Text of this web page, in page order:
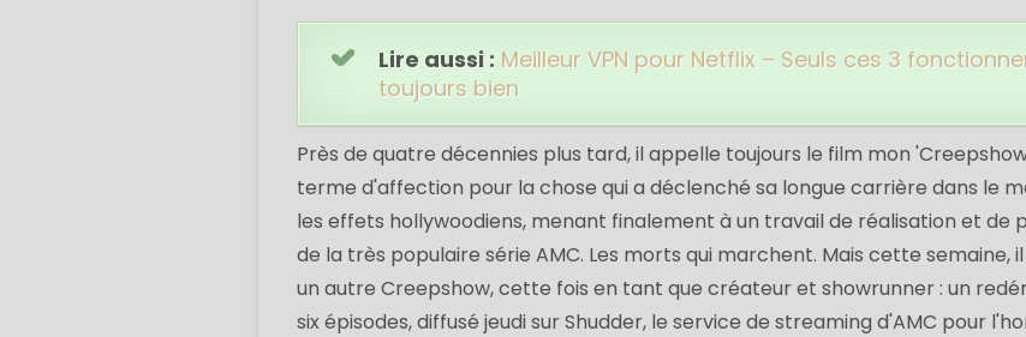
Lire aussi : Meilleur VPN pour Netflix – Seuls ces 3
toujours bien
Près de quatre décennies plus tard, il appelle toujours le film mon
terme d'affection pour la chose qui a déclenché sa longue carrière dans le
les effets hollywoodiens, menant finalement à un travail de réalisation et de
de la très populaire série AMC. Les morts qui marchent. Mais cette semaine,
un autre Creepshow, cette fois en tant que créateur et showrunner : un
six épisodes, diffusé jeudi sur Shudder, le service de streaming d'AMC pour